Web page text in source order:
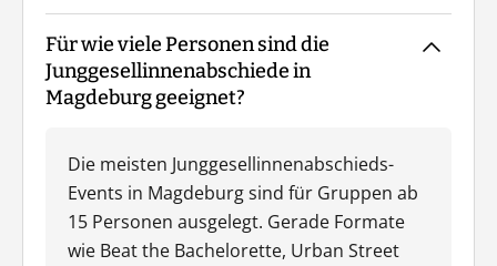
Für wie viele Personen sind die
Junggesellinnenabschiede in
Magdeburg geeignet?
Die meisten Junggesellinnenabschieds-
Events in Magdeburg sind für Gruppen ab
15 Personen ausgelegt. Gerade Formate
wie Beat the Bachelorette, Urban Street